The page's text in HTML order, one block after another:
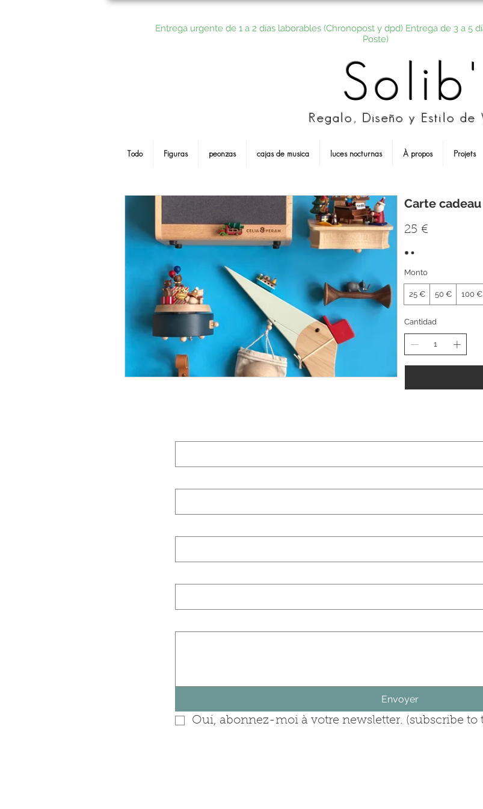
Entrega urgente de 1 a 2 días laborables (Chronopost y dpd) Entrega de 3 a 5
Poste)
Solib'
Regalo, Diseño y Estilo de
Todo Figuras peonzas cajas de musica luces nocturnas À propos Projets
Carte
25 €
Monto
25 € 50 € 100 €
Cantidad
Envoyer
Oui, abonnez-moi à votre newsletter. (subscribe to